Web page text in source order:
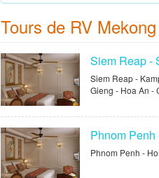
Tours de RV
Siem Reap -
Siem Reap -
Gieng - Hoa An -
Phnom
Phnom Penh -